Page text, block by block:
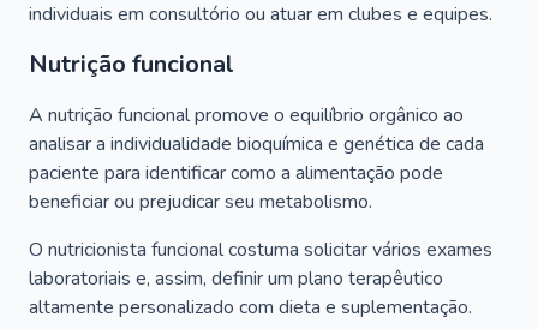
individuais em consultório ou atuar em clubes e equipes.
Nutrição funcional
A nutrição funcional promove o equilíbrio orgânico ao
analisar a individualidade bioquímica e genética de cada
paciente para identificar como a alimentação pode
beneficiar ou prejudicar seu metabolismo.
O nutricionista funcional costuma solicitar vários exames
laboratoriais e, assim, definir um plano terapêutico
altamente personalizado com dieta e suplementação.